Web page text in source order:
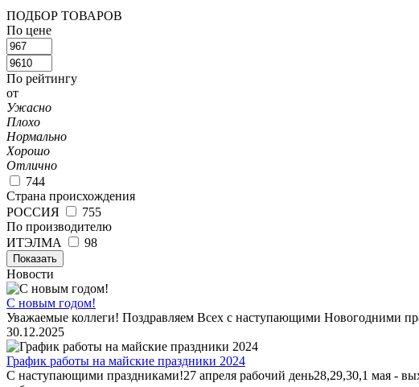
ПОДБОР ТОВАРОВ
По цене
По рейтингу
от
Ужасно
Плохо
Нормально
Хорошо
Отлично
744
Страна происхождения
РОССИЯ
755
По производителю
ИТЭЛМА
98
Показать
Новости
С новым годом!
Уважаемые коллеги! Поздравляем Всех с наступающими Новогодними
30.12.2025
График работы на майские праздники 2024
С наступающими праздниками!27 апреля рабочий день28,29,30,1 мая -